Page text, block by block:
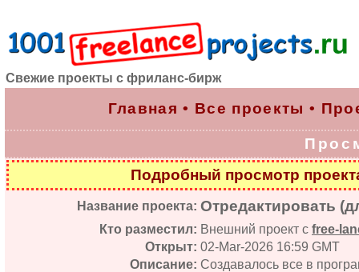
Свежие проекты с фриланс-бирж
Главная • Все проекты •
Подробный просмотр
Название проекта: Отредактировать
Кто разместил: Внешний проект с free-
Открыт: 02-Mar-2026 16:59 GMT
Описание: Создавалось все в